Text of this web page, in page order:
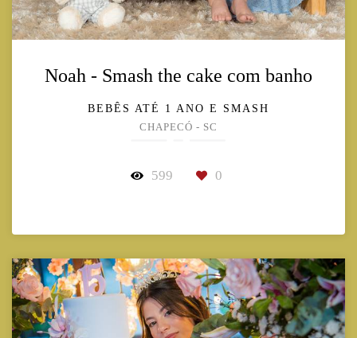
Noah - Smash the cake com banho
BEBÊS ATÉ 1 ANO E SMASH
CHAPECÓ - SC
599 0